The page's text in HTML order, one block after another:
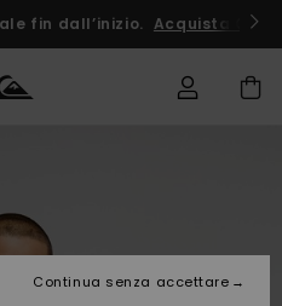
fin dall’inizio. Acquista Ora
Continua senza accettare